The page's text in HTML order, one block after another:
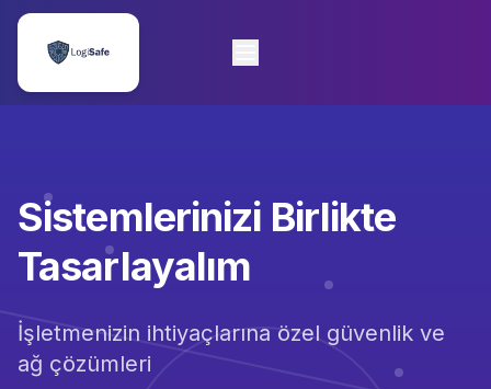
Sistemlerinizi Birlikte
Tasarlayalım
İşletmenizin ihtiyaçlarına özel güvenlik ve
ağ çözümleri